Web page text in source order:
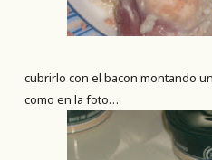
cubrirlo con el bacon montando
como en la foto…